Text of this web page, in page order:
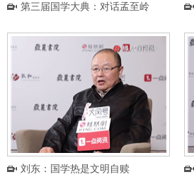
第三届国学大典：对话孟至岭
刘东：国学热是文明自赎